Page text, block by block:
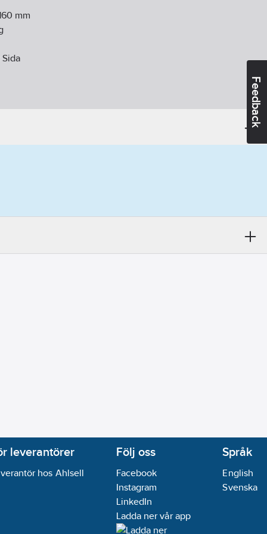
Feedback
mm
Sida
leverantörer
hos Ahlsell
Följ oss
Facebook
Instagram
LinkedIn
Ladda ner vår app
Språk
English
Svenska